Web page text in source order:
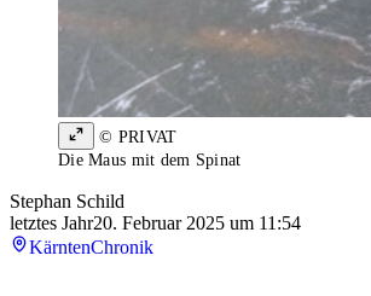
© PRIVAT
Die Maus mit dem Spinat
Stephan Schild
letztes Jahr20. Februar 2025 um 11:54
KärntenChronik